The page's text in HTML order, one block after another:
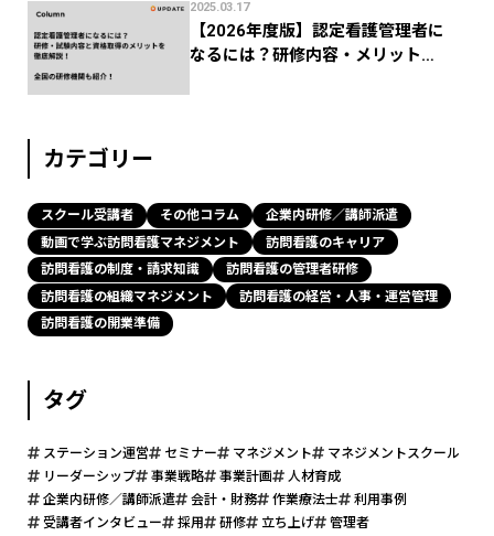
2025.03.17
【2026年度版】認定看護管理者に
なるには？研修内容・メリットか
カテゴリー
スクール受講者 その他コラム
企業内研修／講師派遣
動画で学ぶ訪問看護マネジメント
訪問看護のキャリア
訪問看護の制度・請求知識
訪問看護の管理者研修
訪問看護の組織マネジメント
訪問看護の経営・人事・運営管理
訪問看護の開業準備
タグ
ステーション運営 セミナー マネジメント
マネジメントスクール
リーダーシップ
事業戦略 事業計画
人材育成
企業内研修／講師派遣
会計・財務 作業療法士
利用事例
受講者インタビュー
採用 研修 立ち上げ 管理者